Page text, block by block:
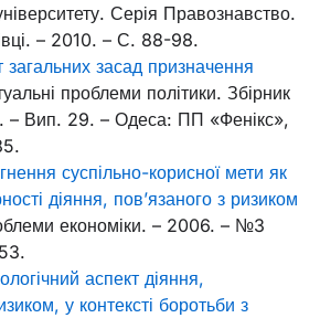
Серія Правознавство.
– 2010. – С. 88-98.
загальних засад призначення
проблеми політики. Збірник
– Вип. 29. – Одеса: ПП «Фенікс»,
суспільно-корисної мети як
діяння, пов’язаного з ризиком
економіки. – 2006. – №3
аспект діяння,
у контексті боротьби з